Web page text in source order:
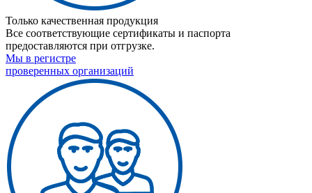
Только качественная продукция
Все соответствующие сертификаты и паспорта
предоставляются при отгрузке.
Мы в регистре
проверенных организаций